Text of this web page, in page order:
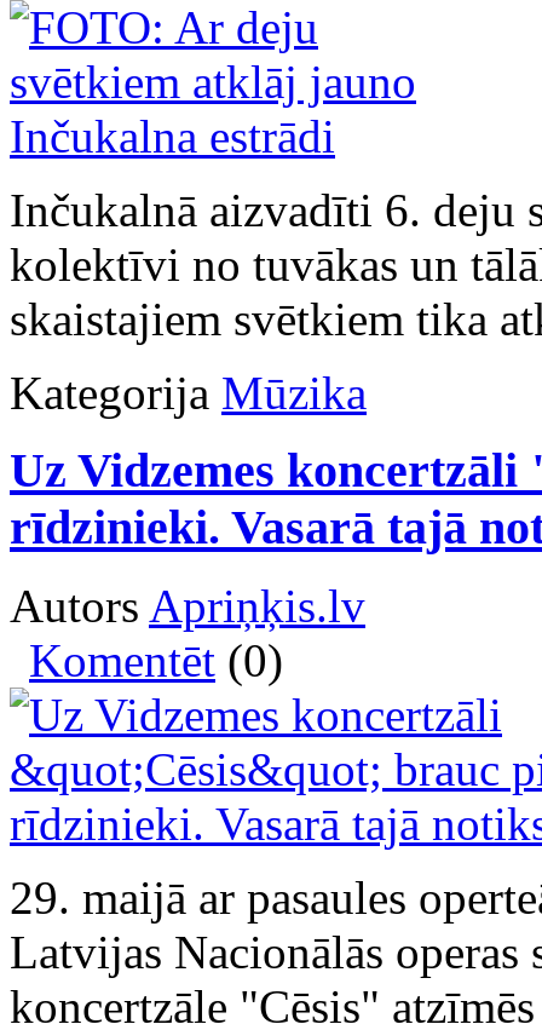
Inčukalnā aizvadīti 6. deju
kolektīvi no tuvākas un
skaistajiem svētkiem tika
Kategorija Mūzika
Uz Vidzemes
rīdzinieki. Vasarā tajā
Autors Apriņķis.lv
Komentēt (0)
29. maijā ar pasaules
Latvijas Nacionālās operas
koncertzāle "Cēsis"